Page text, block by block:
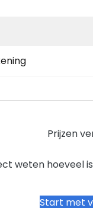
Prijzen
weten hoeveel
Start met